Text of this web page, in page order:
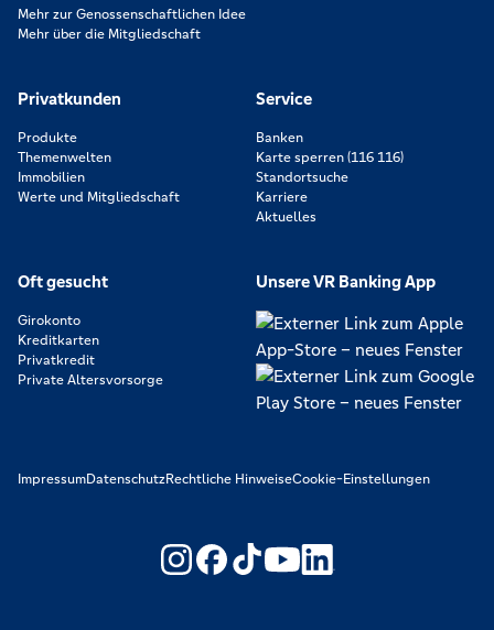
Mehr zur Genossenschaftlichen Idee
Mehr über die Mitgliedschaft
Privatkunden
Produkte
Themenwelten
Immobilien
Werte und Mitgliedschaft
Service
Banken
Karte sperren (116 116)
Standortsuche
Karriere
Aktuelles
Oft gesucht
Girokonto
Kreditkarten
Privatkredit
Private Altersvorsorge
Unsere VR Banking App
ImpressumDatenschutzRechtliche HinweiseCookie-Einstellungen
https://www.youtube.com/
https://